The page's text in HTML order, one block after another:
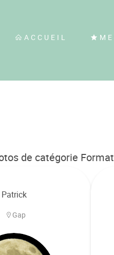
ACCUEIL
de catégorie
Patrick
Gap